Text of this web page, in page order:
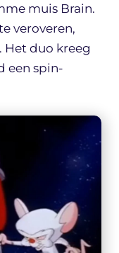
muis Brain.
veroveren,
Het duo kreeg
een spin-